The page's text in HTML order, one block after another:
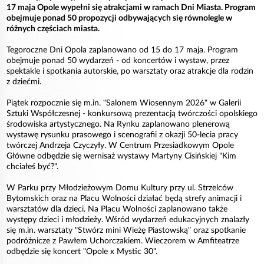
17 maja Opole wypełni się atrakcjami w ramach Dni Miasta. Program
obejmuje ponad 50 propozycji odbywających się równolegle w
różnych częściach miasta.
Tegoroczne Dni Opola zaplanowano od 15 do 17 maja. Program
obejmuje ponad 50 wydarzeń - od koncertów i wystaw, przez
spektakle i spotkania autorskie, po warsztaty oraz atrakcje dla rodzin
z dziećmi.
Piątek rozpocznie się m.in. "Salonem Wiosennym 2026" w Galerii
Sztuki Współczesnej - konkursową prezentacją twórczości opolskiego
środowiska artystycznego. Na Rynku zaplanowano plenerową
wystawę rysunku prasowego i scenografii z okazji 50-lecia pracy
twórczej Andrzeja Czyczyły. W Centrum Przesiadkowym Opole
Główne odbędzie się wernisaż wystawy Martyny Cisińskiej "Kim
chciałeś być?".
W Parku przy Młodzieżowym Domu Kultury przy ul. Strzelców
Bytomskich oraz na Placu Wolności działać będą strefy animacji i
warsztatów dla dzieci. Na Placu Wolności zaplanowano także
występy dzieci i młodzieży. Wśród wydarzeń edukacyjnych znalazły
się m.in. warsztaty "Stwórz mini Wieżę Piastowską" oraz spotkanie
podróżnicze z Pawłem Uchorczakiem. Wieczorem w Amfiteatrze
odbędzie się koncert "Opole x Mystic 30".